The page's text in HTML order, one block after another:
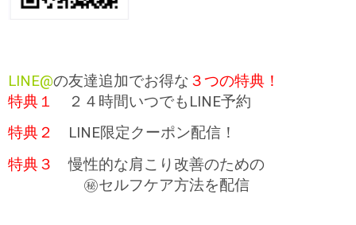
LINE@の友達追加でお得な ３つの特典！
特典１
２４時間いつでもLINE予約
特典２ LINE限定クーポン配信！
特典３
慢性的な肩こり改善のための
㊙セルフケア方法を配信